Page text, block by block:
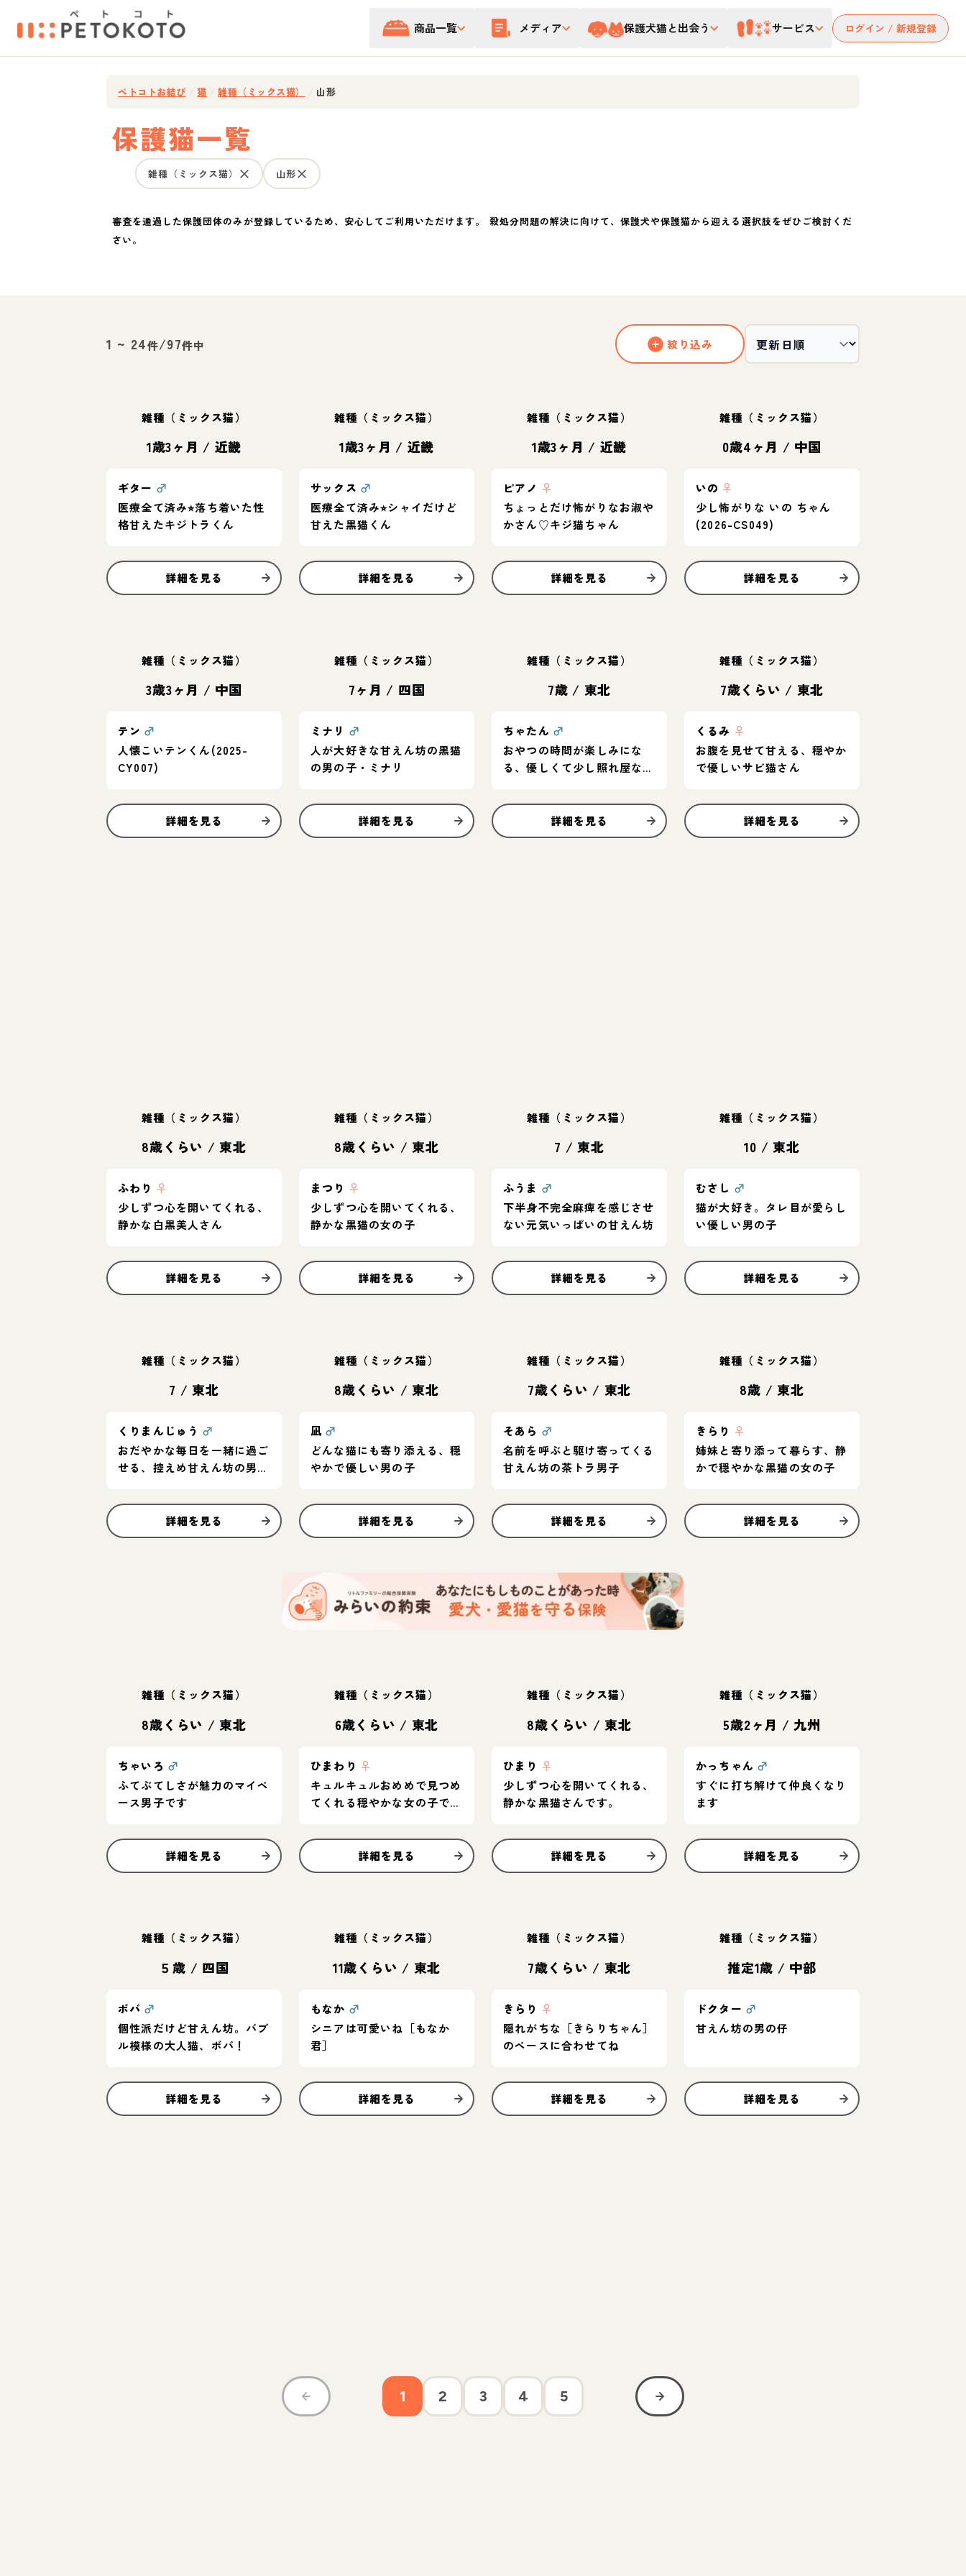
商品一覧 メディア 保護犬猫と出会う サービス ログイン / 新規登録
ペトコトお結び 猫 雑種（ミックス猫） 山形
保護猫一覧
雑種（ミックス猫） 山形
審査を通過した保護団体のみが登録しているため、安心してご利用いただけます。 殺処分問題の解決に向けて、保護犬や保護猫から迎える選択肢をぜひご検討くだ
さい。
1 ~ 24件/97件中 絞り込み
雑種（ミックス猫）
1歳3ヶ月 / 近畿
ギター ♂
医療全て済み⭐︎落ち着いた性
格甘えたキジトラくん
詳細を見る
雑種（ミックス猫）
1歳3ヶ月 / 近畿
サックス ♂
医療全て済み⭐︎シャイだけど
甘えた黒猫くん
詳細を見る
雑種（ミックス猫）
1歳3ヶ月 / 近畿
ピアノ ♀
ちょっとだけ怖がりなお淑や
かさん♡キジ猫ちゃん
詳細を見る
雑種（ミックス猫）
0歳4ヶ月 / 中国
いの ♀
少し怖がりな いの ちゃん
(2026-CS049)
詳細を見る
雑種（ミックス猫）
3歳3ヶ月 / 中国
テン ♂
人懐こいテンくん(2025-
CY007)
詳細を見る
雑種（ミックス猫）
7ヶ月 / 四国
ミナリ ♂
人が大好きな甘えん坊の黒猫
の男の子・ミナリ
詳細を見る
雑種（ミックス猫）
7歳 / 東北
ちゃたん ♂
おやつの時間が楽しみにな
る、優しくて少し照れ屋な男
詳細を見る
雑種（ミックス猫）
7歳くらい / 東北
くるみ ♀
お腹を見せて甘える、穏やか
で優しいサビ猫さん
詳細を見る
雑種（ミックス猫）
8歳くらい / 東北
ふわり ♀
少しずつ心を開いてくれる、
静かな白黒美人さん
詳細を見る
雑種（ミックス猫）
8歳くらい / 東北
まつり ♀
少しずつ心を開いてくれる、
静かな黒猫の女の子
詳細を見る
雑種（ミックス猫）
7 / 東北
ふうま ♂
下半身不完全麻痺を感じさせ
ない元気いっぱいの甘えん坊
詳細を見る
雑種（ミックス猫）
10 / 東北
むさし ♂
猫が大好き。タレ目が愛らし
い優しい男の子
詳細を見る
雑種（ミックス猫）
7 / 東北
くりまんじゅう ♂
おだやかな毎日を一緒に過ご
せる、控えめ甘えん坊の男の
詳細を見る
雑種（ミックス猫）
8歳くらい / 東北
凪 ♂
どんな猫にも寄り添える、穏
やかで優しい男の子
詳細を見る
雑種（ミックス猫）
7歳くらい / 東北
そあら ♂
名前を呼ぶと駆け寄ってくる
甘えん坊の茶トラ男子
詳細を見る
雑種（ミックス猫）
8歳 / 東北
きらり ♀
姉妹と寄り添って暮らす、静
かで穏やかな黒猫の女の子
詳細を見る
雑種（ミックス猫）
8歳くらい / 東北
ちゃいろ ♂
ふてぶてしさが魅力のマイペ
ース男子です
詳細を見る
雑種（ミックス猫）
6歳くらい / 東北
ひまわり ♀
キュルキュルおめめで見つめ
てくれる穏やかな女の子で
詳細を見る
雑種（ミックス猫）
8歳くらい / 東北
ひまり ♀
少しずつ心を開いてくれる、
静かな黒猫さんです。
詳細を見る
雑種（ミックス猫）
5歳2ヶ月 /九州
かっちゃん ♂
すぐに打ち解けて仲良くなり
ます
詳細を見る
雑種（ミックス猫）
５歳 / 四国
ボバ ♂
個性派だけど甘えん坊。バブ
ル模様の大人猫、ボバ！
詳細を見る
雑種（ミックス猫）
11歳くらい / 東北
もなか ♂
シニアは可愛いね［もなか
君］
詳細を見る
雑種（ミックス猫）
7歳くらい / 東北
きらり ♀
隠れがちな［きらりちゃん］
のペースに合わせてね
詳細を見る
雑種（ミックス猫）
推定1歳 / 中部
ドクター ♂
甘えん坊の男の仔
詳細を見る
1 2 3 4 5